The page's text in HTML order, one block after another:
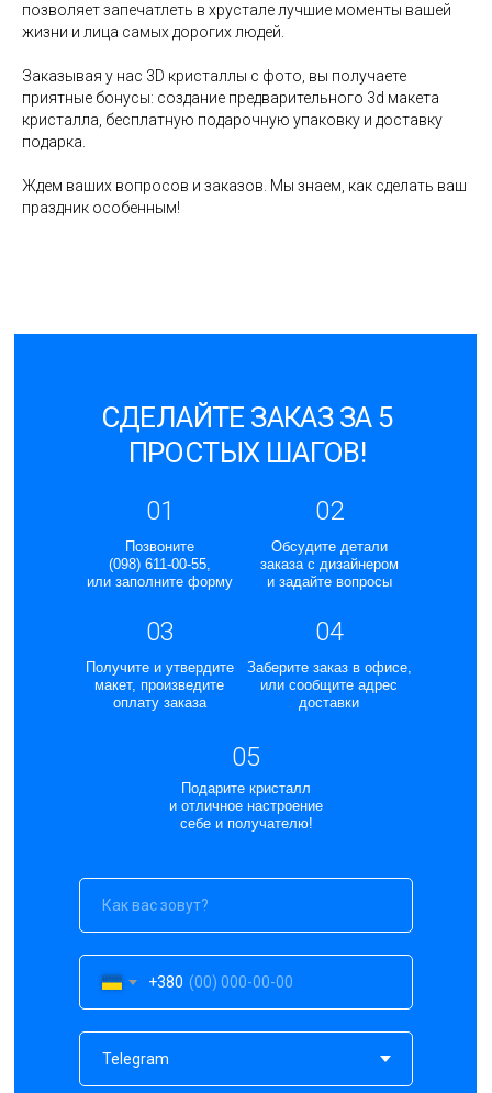
позволяет запечатлеть в хрустале лучшие моменты вашей
жизни и лица самых дорогих людей.
Заказывая у нас 3D кристаллы с фото, вы получаете
приятные бонусы: создание предварительного 3d макета
кристалла, бесплатную подарочную упаковку и доставку
подарка.
Ждем ваших вопросов и заказов. Мы знаем, как сделать ваш
праздник особенным!
Позвоните
(098) 611-00-55,
или заполните форму
01
Обсудите детали
заказа с дизайнером
и задайте вопросы
02
Получите и утвердите
макет, произведите
оплату заказа
03
Заберите заказ в офисе,
или сообщите адрес
доставки
04
Подарите кристалл
и отличное настроение
себе и получателю!
05
СДЕЛАЙТЕ ЗАКАЗ ЗА 5
ПРОСТЫХ ШАГОВ!
+380